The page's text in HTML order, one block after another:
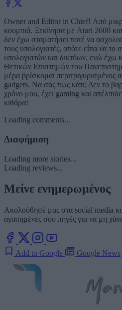
Owner and Editor in Chief! Από
κουμπιά. Ξεκίνησα με Atari 2600
δεν έχω σταματήσει ποτέ να
τους υπολογιστές, οπότε είπα να
υπολογιστών και δικτύων, ενώ έχω
Θετικών Επιστημών του
μέρα βρίσκομαι περιτριγυρισμένος
gadgets. Να σας πως κάτι; Δεν το
χρόνο μου, έχει gaming και
κιθάρα!
Loading comments...
Διαφήμιση
Loading more stories...
Loading reviews...
Μείνε ενημερωμένος
Ακολούθησέ μας στα social media
αγαπημένες σου πηγές για να μη
Add to Google Google News